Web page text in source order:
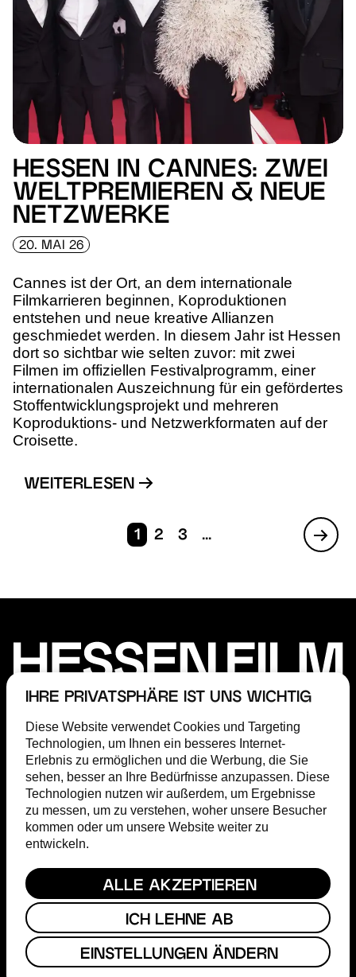
IHRE PRIVATSPHÄRE IST UNS WICHTIG
Diese Website verwendet Cookies und Targeting
Technologien, um Ihnen ein besseres Internet-
Erlebnis zu ermöglichen und die Werbung, die Sie
sehen, besser an Ihre Bedürfnisse anzupassen. Diese
Technologien nutzen wir außerdem, um Ergebnisse
zu messen, um zu verstehen, woher unsere Besucher
kommen oder um unsere Website weiter zu
entwickeln.
ALLE AKZEPTIEREN
ICH LEHNE AB
EINSTELLUNGEN ÄNDERN
HESSEN IN CANNES: ZWEI
WELTPREMIEREN & NEUE
NETZWERKE
20. MAI 26
Cannes ist der Ort, an dem internationale
Filmkarrieren beginnen, Koproduktionen
entstehen und neue kreative Allianzen
geschmiedet werden. In diesem Jahr ist Hessen
dort so sichtbar wie selten zuvor: mit zwei
Filmen im offiziellen Festivalprogramm, einer
internationalen Auszeichnung für ein gefördertes
Stoffentwicklungsprojekt und mehreren
Koproduktions- und Netzwerkformaten auf der
Croisette.
WEITERLESEN
1 2 3 ...
FÖRDERUNG
FILM COMMISSION
ABOUT
STEP
TERMINE
PRESSE
HESSISCHER FILM- & KINOPREIS
FACEBOOK
INSTAGRAM